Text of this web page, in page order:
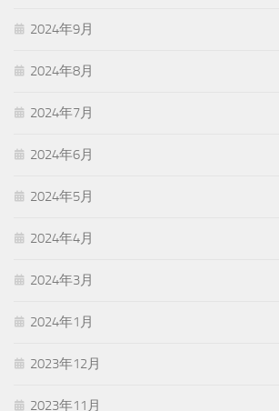
2024年9月
2024年8月
2024年7月
2024年6月
2024年5月
2024年4月
2024年3月
2024年1月
2023年12月
2023年11月